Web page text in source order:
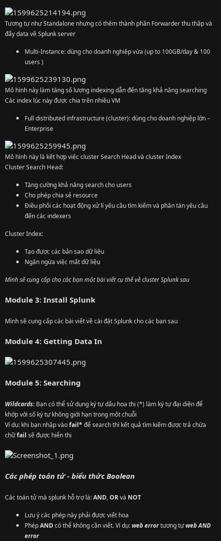
Tương tự như Standalone nhưng có thêm thành phân Forwarder thu thập và
đẩy data về Splunk server
Multi-Instance: dùng cho doanh nghiệp vừa (up to 100GB/day & 100
users )
Mô hình này làm tăng số lượng indexing dẫn đến tăng khả năng searching
Các index lúc này được chia trên nhiều VM
Full distributed infrastructure (cluster): dùng cho doanh nghiệp lớn –
Enterprise
Mô hình này là kết hợp việc cluster Search Head và cluster Index
Cluster Search Head:
Tăng cường khả năng search cho users
Cho phép chia sẻ resource
Điều phối các hoạt động xử lí yêu cầu tìm kiếm và phân tán yêu cầu
đến các indexers
Cluster Index:
Tạo được các bản sao dữ liệu
Ngăn ngừa việc mất dữ liệu
Mình sẽ cung cấp cho các bạn một bài viết cụ thể về cluster Splunk sau
Module 3: Install Splunk
Mình sẽ cung cấp các bài viết về cài đặt Splunk cho các bạn sau
Module 4: Getting Data In
Module 5: Searching
Wildcards: Bạn có thể sử dụng ký tự dấu hoa thị (*) làm ký tự đại diện để
khớp với số ký tự không giới hạn trong một chuỗi
Ví dụ: khi bạn nhập vàofail* để search thì kết quả tìm kiếm được trả chứa
chữfail sẽ được hiển thị
Các phép toán tử - biểu thức Boolean
Các toán tử mà splunk hỗ trợ là:AND,ORvà NOT
Lưu ý các phép này phải được viết hoa
PhépANDcó thể không cần viết. Ví dụ:web errortương tựweb AND
error